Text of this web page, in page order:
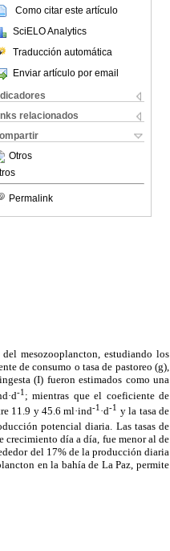
Como citar este artículo
SciELO Analytics
Traducción automática
Enviar artículo por email
relacionados
Otros
Permalink
mesozooplancton, estudiando los
de consumo o tasa de pastoreo (g),
(I) fueron estimados como una
-1 ; mientras que el coeficiente de
11.9 y 45.6 ml·ind-1 ·d-1 y la tasa de
potencial diaria. Las tasas de
día a día, fue menor al de
del 17% de la producción diaria
en la bahía de La Paz, permite